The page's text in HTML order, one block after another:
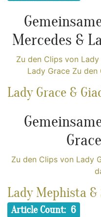
Mercedes &
Zu den Clips von
Lady Grace Zu den
Lady Grace &
Zu den Clips von Lady
Lady Mephista
Article Count: 6